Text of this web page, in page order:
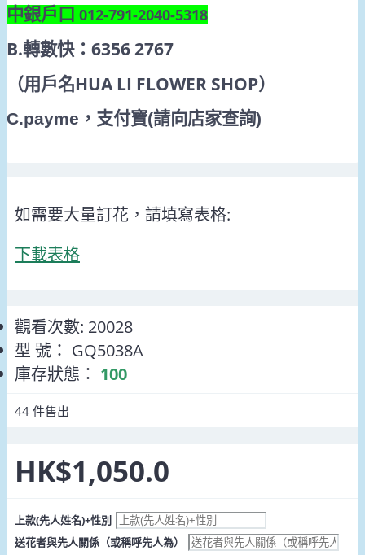
中銀戶口 012-791-2040-5318
B.轉數快： 6356 2767
（用戶名HUA LI FLOWER SHOP）
C.payme ，支付寶(請向店家查詢)
如需要大量訂花，請填寫表格:
下載表格
觀看次數: 20028
型 號： GQ5038A
庫存狀態： 100
44 件售出
HK$1,050.0
上款(先人姓名)+性別
送花者與先人關係（或稱呼先人為）